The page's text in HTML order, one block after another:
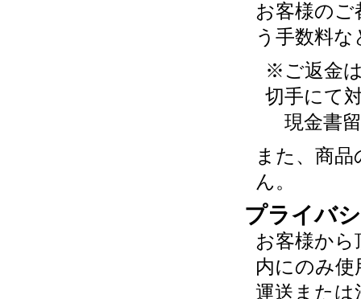
お客様のご
う手数料
※ご返金
切手にて
現金書
また、商
ん。
プライバ
お客様か
内にのみ
運送または